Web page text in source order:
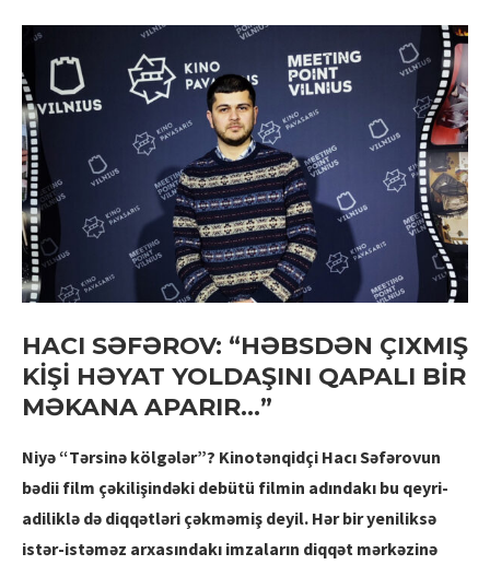
HACI SƏFƏROV: “HƏBSDƏN ÇIXMIŞ
KİŞİ HƏYAT YOLDAŞINI QAPALI BİR
MƏKANA APARIR…”
Niyə “Tərsinə kölgələr”? Kinotənqidçi Hacı Səfərovun
bədii film çəkilişindəki debütü filmin adındakı bu qeyri-
adiliklə də diqqətləri çəkməmiş deyil. Hər bir yeniliksə
istər-istəməz arxasındakı imzaların diqqət mərkəzinə